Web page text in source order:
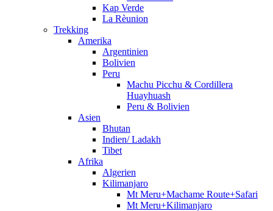
Kap Verde
La Rèunion
Trekking
Amerika
Argentinien
Bolivien
Peru
Machu Picchu & Cordillera
Huayhuash
Peru & Bolivien
Asien
Bhutan
Indien/ Ladakh
Tibet
Afrika
Algerien
Kilimanjaro
Mt Meru+Machame Route+Safari
Mt Meru+Kilimanjaro